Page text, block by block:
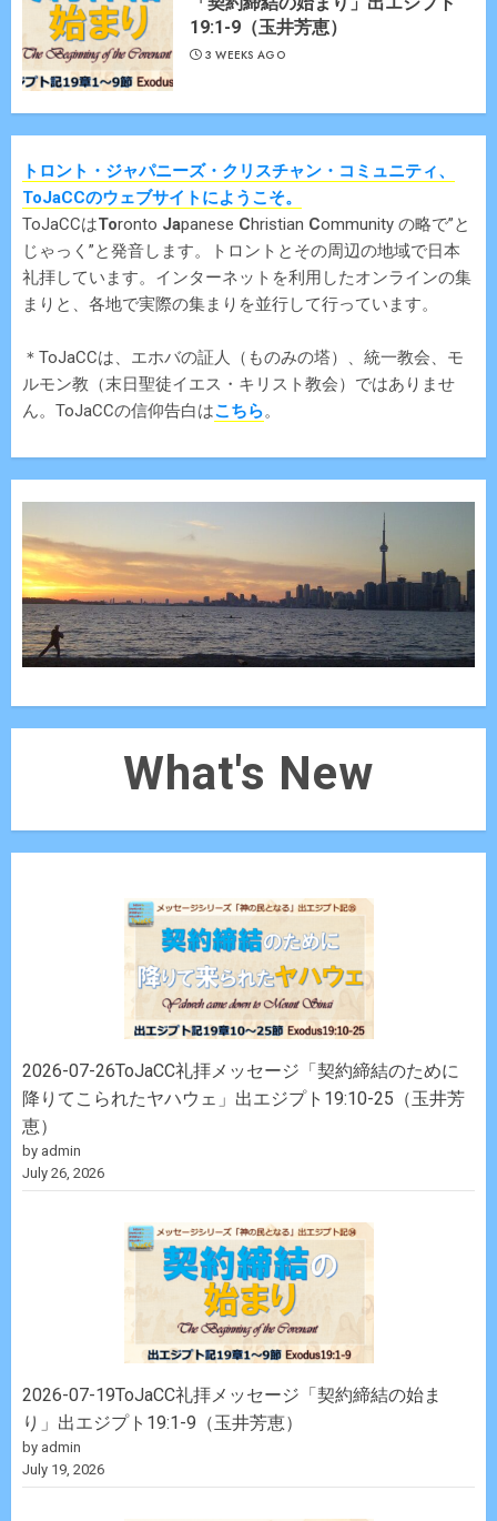
19:1-9（玉井芳恵）
3 WEEKS AGO
トロント・ジャパニーズ・クリスチャン・コミュニティ、
ToJaCCのウェブサイトにようこそ。
ToJaCCはToronto Japanese Christian Community の略で”と
じゃっく”と発音します。トロントとその周辺の地域で日本
礼拝しています。インターネットを利用したオンラインの集
まりと、各地で実際の集まりを並行して行っています。
＊ToJaCCは、エホバの証人（ものみの塔）、統一教会、モ
ルモン教（末日聖徒イエス・キリスト教会）ではありませ
ん。ToJaCCの信仰告白はこちら。
What's New
2026-07-26ToJaCC礼拝メッセージ「契約締結のために
降りてこられたヤハウェ」出エジプト19:10-25（玉井芳
恵）
by admin
July 26, 2026
2026-07-19ToJaCC礼拝メッセージ「契約締結の始ま
り」出エジプト19:1-9（玉井芳恵）
by admin
July 19, 2026